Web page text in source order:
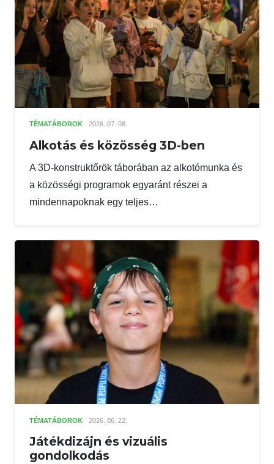
TÉMATÁBOROK 2026. 07. 08.
Alkotás és közösség 3D-ben
A 3D-konstruktőrök táborában az alkotómunka és
a közösségi programok egyaránt részei a
mindennapoknak egy teljes…
TÉMATÁBOROK 2026. 06. 22.
Játékdizájn és vizuális
gondolkodás